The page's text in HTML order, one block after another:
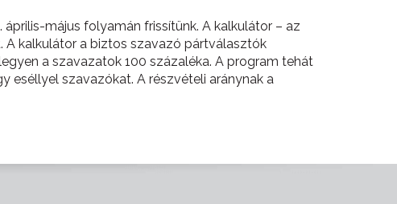
május folyamán frissítünk. A kalkulátor – az
kalkulátor a biztos szavazó pártválasztók
a szavazatok 100 százaléka. A program tehát
eséllyel szavazókat. A részvételi aránynak a